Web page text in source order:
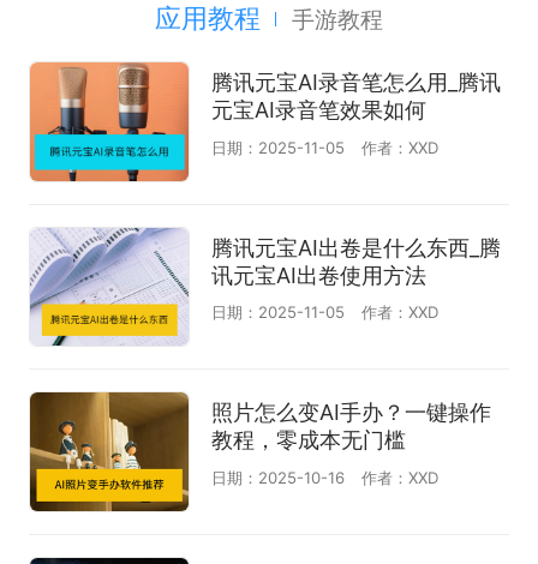
应用教程 手游教程
腾讯元宝AI录音笔怎么用_腾讯
元宝AI录音笔效果如何
日期：2025-11-05 作者：XXD
腾讯元宝AI出卷是什么东西_腾
讯元宝AI出卷使用方法
日期：2025-11-05 作者：XXD
照片怎么变AI手办？一键操作
教程，零成本无门槛
日期：2025-10-16 作者：XXD